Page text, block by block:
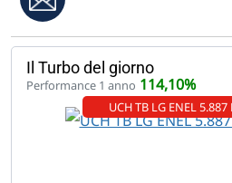
Il Turbo del giorno
Performance 1 anno 114,10%
UCH TB LG ENEL